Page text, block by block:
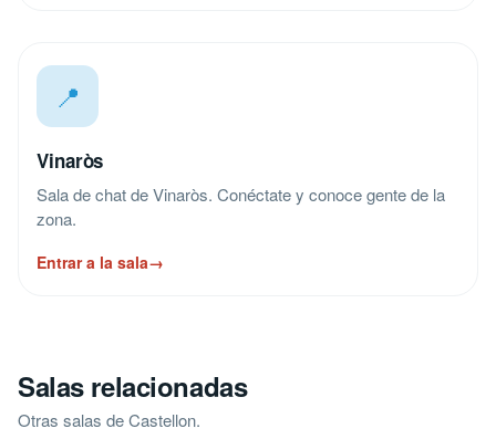
📍
Vinaròs
Sala de chat de Vinaròs. Conéctate y conoce gente de la
zona.
Entrar a la sala→
Salas relacionadas
Otras salas de Castellon.